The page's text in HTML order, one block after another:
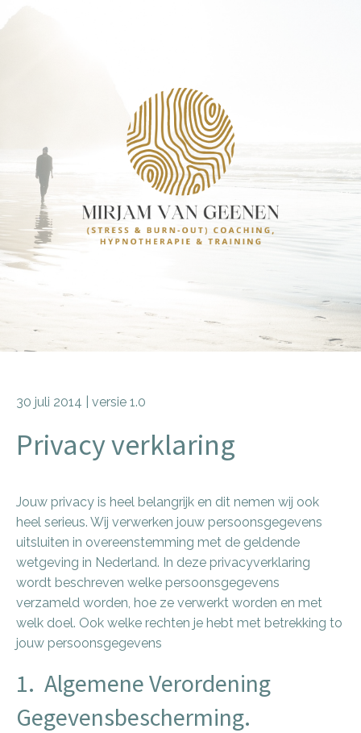
30 juli 2014 | versie 1.0
Privacy verklaring
Jouw privacy is heel belangrijk en dit nemen wij ook
heel serieus. Wij verwerken jouw persoonsgegevens
uitsluiten in overeenstemming met de geldende
wetgeving in Nederland. In deze privacyverklaring
wordt beschreven welke persoonsgegevens
verzameld worden, hoe ze verwerkt worden en met
welk doel. Ook welke rechten je hebt met betrekking to
jouw persoonsgegevens
1. Algemene Verordening
Gegevensbescherming.